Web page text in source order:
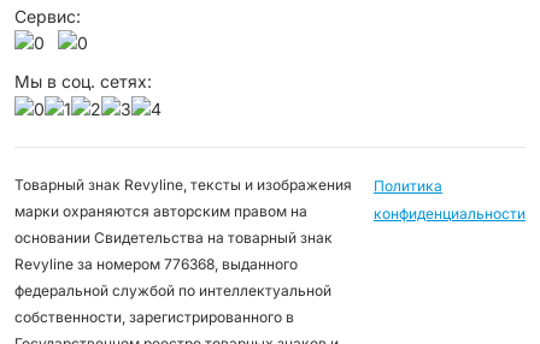
Сервис:
Мы в соц. сетях:
Товарный знак Revyline, тексты и изображения
марки охраняются авторским правом на
основании Свидетельства на товарный знак
Revyline за номером 776368, выданного
федеральной службой по интеллектуальной
собственности, зарегистрированного в
Политика
конфиденциальности